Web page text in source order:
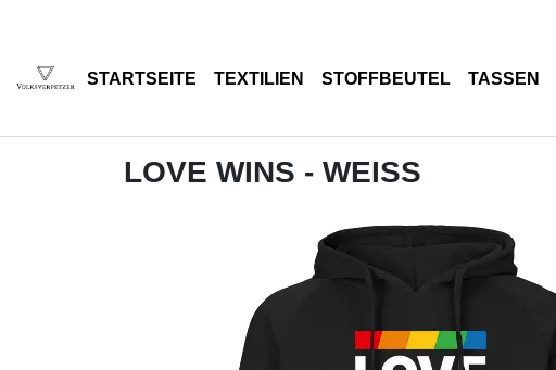
STARTSEITE TEXTILIEN STOFFBEUTEL TASSEN
LOVE WINS - WEISS